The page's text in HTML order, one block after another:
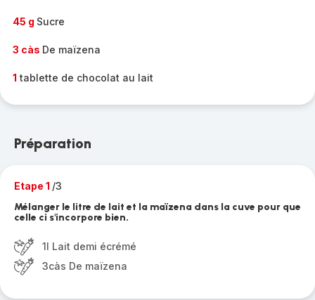
45 g Sucre
3 càs De maïzena
1 tablette de chocolat au lait
Préparation
Etape 1 /3
Mélanger le litre de lait et la maïzena dans la cuve pour que
celle ci s'incorpore bien.
1l Lait demi écrémé
3càs De maïzena